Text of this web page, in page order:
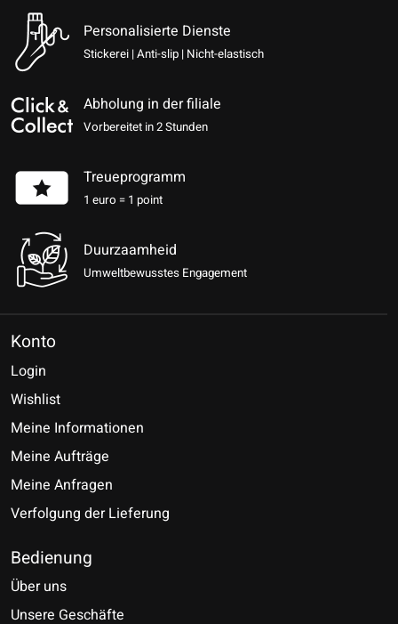
Personalisierte Dienste
Stickerei | Anti-slip | Nicht-elastisch
Abholung in der filiale
Vorbereitet in 2 Stunden
Treueprogramm
1 euro = 1 point
Duurzaamheid
Umweltbewusstes Engagement
Konto
Login
Wishlist
Meine Informationen
Meine Aufträge
Meine Anfragen
Verfolgung der Lieferung
Bedienung
Über uns
Unsere Geschäfte